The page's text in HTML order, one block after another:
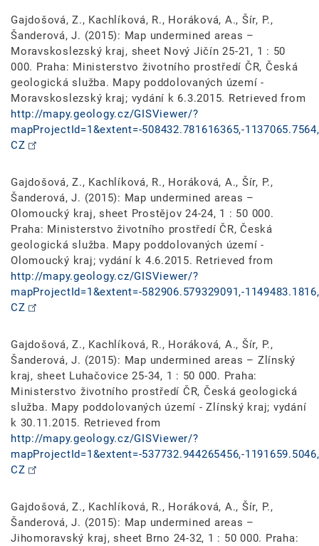
Gajdošová, Z., Kachlíková, R., Horáková, A., Šír, P.,
Šanderová, J. (2015): Map undermined areas –
Moravskoslezský kraj, sheet Nový Jičín 25-21, 1 : 50
000. Praha: Ministerstvo životního prostředí ČR, Česká
geologická služba. Mapy poddolovaných území -
Moravskoslezský kraj; vydání k 6.3.2015. Retrieved from
http://mapy.geology.cz/GISViewer/?
mapProjectId=1&extent=-508432.781616365,-
CZ
Gajdošová, Z., Kachlíková, R., Horáková, A., Šír, P.,
Šanderová, J. (2015): Map undermined areas –
Olomoucký kraj, sheet Prostějov 24-24, 1 : 50 000.
Praha: Ministerstvo životního prostředí ČR, Česká
geologická služba. Mapy poddolovaných území -
Olomoucký kraj; vydání k 4.6.2015. Retrieved from
http://mapy.geology.cz/GISViewer/?
mapProjectId=1&extent=-582906.579329091,-
CZ
Gajdošová, Z., Kachlíková, R., Horáková, A., Šír, P.,
Šanderová, J. (2015): Map undermined areas – Zlínský
kraj, sheet Luhačovice 25-34, 1 : 50 000. Praha:
Ministerstvo životního prostředí ČR, Česká geologická
služba. Mapy poddolovaných území - Zlínský kraj; vydání
k 30.11.2015. Retrieved from
http://mapy.geology.cz/GISViewer/?
mapProjectId=1&extent=-537732.944265456,-
CZ
Gajdošová, Z., Kachlíková, R., Horáková, A., Šír, P.,
Šanderová, J. (2015): Map undermined areas –
Jihomoravský kraj, sheet Brno 24-32, 1 : 50 000. Praha: